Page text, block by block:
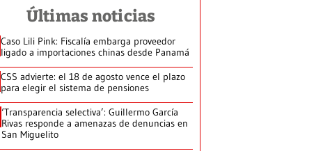
Últimas noticias
Caso Lili Pink: Fiscalía embarga proveedor
ligado a importaciones chinas desde Panamá
CSS advierte: el 18 de agosto vence el plazo
para elegir el sistema de pensiones
‘Transparencia selectiva’: Guillermo García
Rivas responde a amenazas de denuncias en
San Miguelito